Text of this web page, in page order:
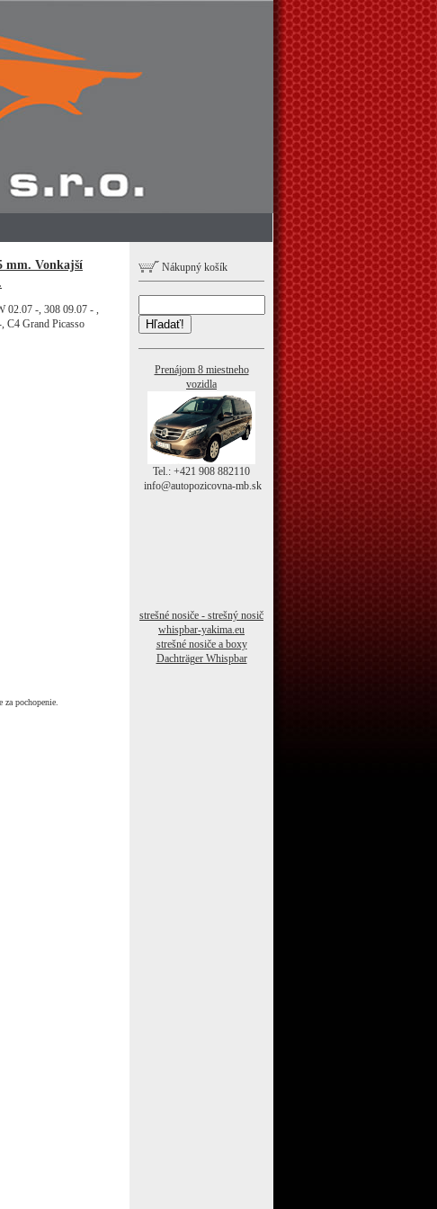
mm. Vonkajší
02.07 -, 308 09.07 - ,
C4 Grand Picasso
za pochopenie.
Nákupný košík
Hľadať!
Prenájom 8 miestneho
vozidla
Tel.: +421 908 882110
info@autopozicovna-mb.sk
strešné nosiče - strešný nosič
whispbar-yakima.eu
strešné nosiče a boxy
Dachträger Whispbar